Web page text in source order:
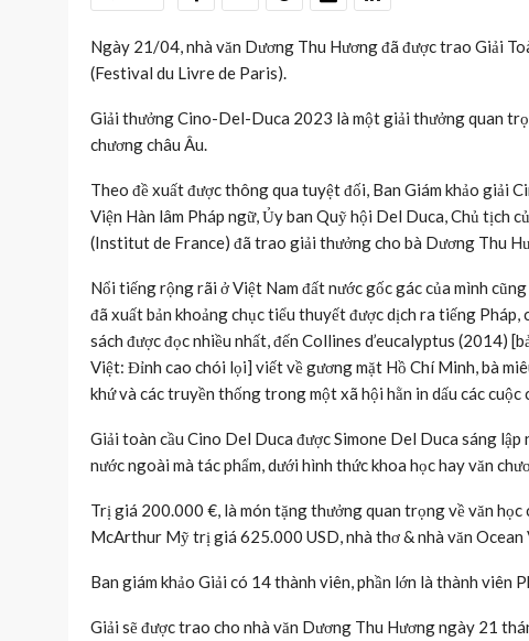
Ngày 21/04, nhà văn Dương Thu Hương đã được trao Giải
(Festival du Livre de Paris).
Giải thưởng Cino-Del-Duca 2023 là một giải thưởng quan
chương châu Âu.
Theo đề xuất được thông qua tuyệt đối, Ban Giám khảo giải
Viện Hàn lâm Pháp ngữ, Ủy ban Quỹ hội Del Duca, Chủ tịch
(Institut de France) đã trao giải thưởng cho bà Dương Thu
Nổi tiếng rộng rãi ở Việt Nam đất nước gốc gác của mình
đã xuất bản khoảng chục tiểu thuyết được dịch ra tiếng
sách được đọc nhiều nhất, đến Collines d’eucalyptus (2014)
Việt: Đỉnh cao chói lọi] viết về gương mặt Hồ Chí Minh, bà
khứ và các truyền thống trong một xã hội hằn in dấu các cuộc
Giải toàn cầu Cino Del Duca được Simone Del Duca sáng
nước ngoài mà tác phẩm, dưới hình thức khoa học hay văn
Trị giá 200.000 €, là món tặng thưởng quan trọng về văn
McArthur Mỹ trị giá 625.000 USD, nhà thơ & nhà văn Ocean
Ban giám khảo Giải có 14 thành viên, phần lớn là thành viên
Giải sẽ được trao cho nhà văn Dương Thu Hương ngày 21